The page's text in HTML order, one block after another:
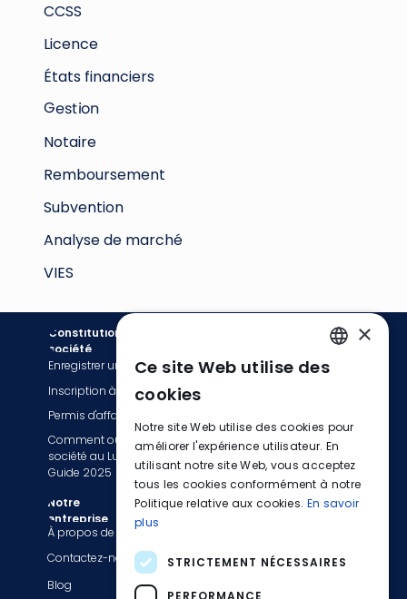
Licence
États financiers
CCSS
VIES
Analyse de marché
Subvention
Remboursement
Notaire
Gestion
Constitution de
société
Notre
entreprise
Passez à EasyBiz
Services de facturation
Déclaration fiscale et TVA
Services de paie
Blog
Contactez-nous
À propos de nous
Enregistrer une société
Inscription à la TVA
Permis d'affaires
Comment ouvrir une
société au Luxembourg :
Guide 2025
ENGLISH
GERMAN
×
Ce site Web utilise des
cookies
Notre site Web utilise des cookies pour
améliorer l'expérience utilisateur. En
utilisant notre site Web, vous acceptez
tous les cookies conformément à notre
Politique relative aux cookies. En savoir
plus
STRICTEMENT NÉCESSAIRES
PERFORMANCE